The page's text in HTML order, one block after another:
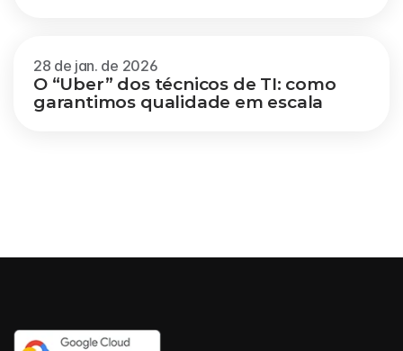
28 de jan. de 2026
O “Uber” dos técnicos de TI: como
garantimos qualidade em escala